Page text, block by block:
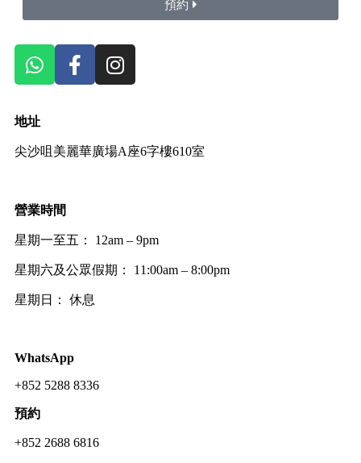
預約
地址
尖沙咀美麗華廣場A座6字樓610室
營業時間
星期一至五： 12am – 9pm
星期六及公眾假期： 11:00am – 8:00pm
星期日： 休息
WhatsApp
+852 5288 8336
預約
+852 2688 6816